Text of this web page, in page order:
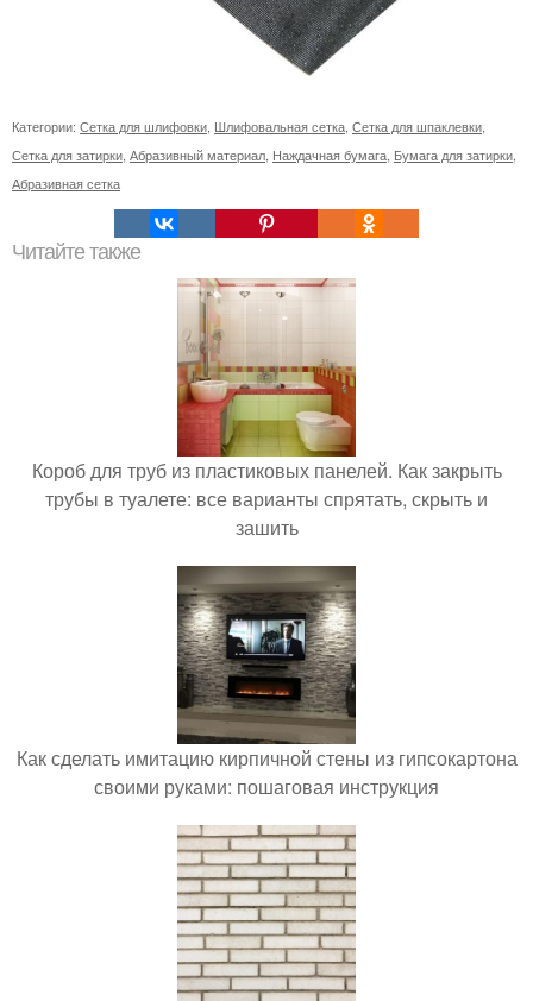
Категории: Сетка для шлифовки Шлифовальная сетка Сетка для шпаклевки
Сетка для затирки Абразивный материал Наждачная бумага Бумага для затирки
Абразивная сетка
Читайте также
Короб для труб из пластиковых панелей. Как закрыть
трубы в туалете: все варианты спрятать, скрыть и
зашить
Как сделать имитацию кирпичной стены из гипсокартона
своими руками: пошаговая инструкция